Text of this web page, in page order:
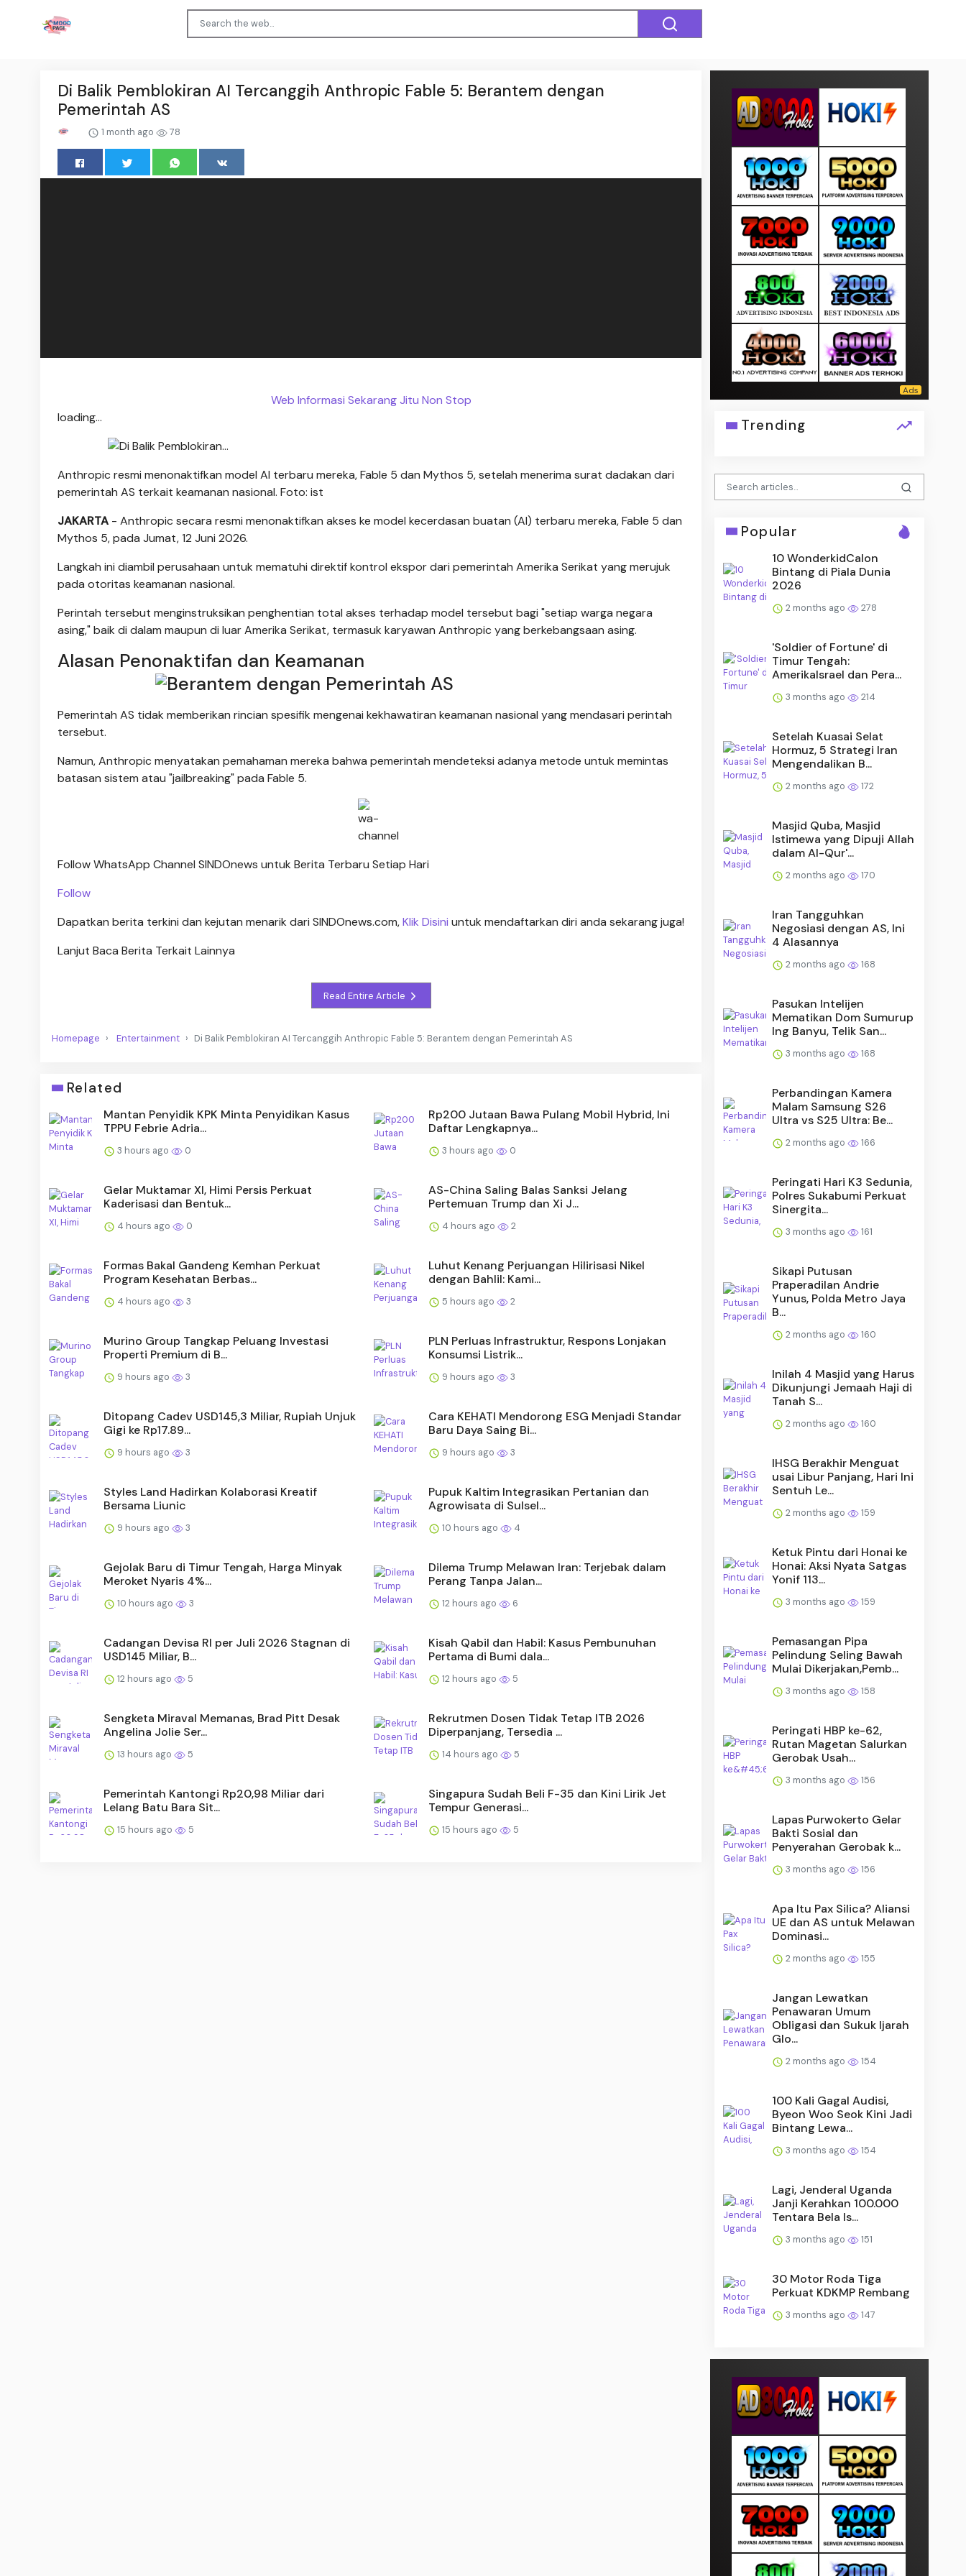
Di Balik Pemblokiran AI Tercanggih Anthropic Fable 5: Berantem dengan
Pemerintah AS
1 month ago 78
Web Informasi Sekarang Jitu Non Stop
loading...
Anthropic resmi menonaktifkan model AI terbaru mereka, Fable 5 dan Mythos 5, setelah menerima surat dadakan dari
pemerintah AS terkait keamanan nasional. Foto: ist
JAKARTA - Anthropic secara resmi menonaktifkan akses ke model kecerdasan buatan (AI) terbaru mereka, Fable 5 dan
Mythos 5, pada Jumat, 12 Juni 2026.
Langkah ini diambil perusahaan untuk mematuhi direktif kontrol ekspor dari pemerintah Amerika Serikat yang merujuk
pada otoritas keamanan nasional.
Perintah tersebut menginstruksikan penghentian total akses terhadap model tersebut bagi "setiap warga negara
asing," baik di dalam maupun di luar Amerika Serikat, termasuk karyawan Anthropic yang berkebangsaan asing.
Alasan Penonaktifan dan Keamanan
Pemerintah AS tidak memberikan rincian spesifik mengenai kekhawatiran keamanan nasional yang mendasari perintah
tersebut.
Namun, Anthropic menyatakan pemahaman mereka bahwa pemerintah mendeteksi adanya metode untuk memintas
batasan sistem atau "jailbreaking" pada Fable 5.
Follow WhatsApp Channel SINDOnews untuk Berita Terbaru Setiap Hari
Follow
Dapatkan berita terkini dan kejutan menarik dari SINDOnews.com,Klik Disini untuk mendaftarkan diri anda sekarang juga!
Lanjut Baca Berita Terkait Lainnya
Read Entire Article
Homepage Entertainment Di Balik Pemblokiran AI Tercanggih Anthropic Fable 5: Berantem dengan Pemerintah AS
Related
Mantan Penyidik KPK Minta Penyidikan Kasus
TPPU Febrie Adria...
3 hours ago 0
Rp200 Jutaan Bawa Pulang Mobil Hybrid, Ini
Daftar Lengkapnya...
3 hours ago 0
Gelar Muktamar XI, Himi Persis Perkuat
Kaderisasi dan Bentuk...
4 hours ago 0
AS-China Saling Balas Sanksi Jelang
Pertemuan Trump dan Xi J...
4 hours ago 2
Formas Bakal Gandeng Kemhan Perkuat
Program Kesehatan Berbas...
4 hours ago 3
Luhut Kenang Perjuangan Hilirisasi Nikel
dengan Bahlil: Kami...
5 hours ago 2
Murino Group Tangkap Peluang Investasi
Properti Premium di B...
9 hours ago 3
PLN Perluas Infrastruktur, Respons Lonjakan
Konsumsi Listrik...
9 hours ago 3
Ditopang Cadev USD145,3 Miliar, Rupiah Unjuk
Gigi ke Rp17.89...
9 hours ago 3
Cara KEHATI Mendorong ESG Menjadi Standar
Baru Daya Saing Bi...
9 hours ago 3
Styles Land Hadirkan Kolaborasi Kreatif
Bersama Liunic
9 hours ago 3
Pupuk Kaltim Integrasikan Pertanian dan
Agrowisata di Sulsel...
10 hours ago 4
Gejolak Baru di Timur Tengah, Harga Minyak
Meroket Nyaris 4%...
10 hours ago 3
Dilema Trump Melawan Iran: Terjebak dalam
Perang Tanpa Jalan...
12 hours ago 6
Cadangan Devisa RI per Juli 2026 Stagnan di
USD145 Miliar, B...
12 hours ago 5
Kisah Qabil dan Habil: Kasus Pembunuhan
Pertama di Bumi dala...
12 hours ago 5
Sengketa Miraval Memanas, Brad Pitt Desak
Angelina Jolie Ser...
13 hours ago 5
Rekrutmen Dosen Tidak Tetap ITB 2026
Diperpanjang, Tersedia ...
14 hours ago 5
Pemerintah Kantongi Rp20,98 Miliar dari
Lelang Batu Bara Sit...
15 hours ago 5
Singapura Sudah Beli F-35 dan Kini Lirik Jet
Tempur Generasi...
15 hours ago 5
Trending
Popular
10 WonderkidCalon
Bintang di Piala Dunia
2026
2 months ago 278
'Soldier of Fortune' di
Timur Tengah:
AmerikaIsrael dan Pera...
3 months ago 214
Setelah Kuasai Selat
Hormuz, 5 Strategi Iran
Mengendalikan B...
2 months ago 172
Masjid Quba, Masjid
Istimewa yang Dipuji Allah
dalam Al-Qur'...
2 months ago 170
Iran Tangguhkan
Negosiasi dengan AS, Ini
4 Alasannya
2 months ago 168
Pasukan Intelijen
Mematikan Dom Sumurup
Ing Banyu, Telik San...
3 months ago 168
Perbandingan Kamera
Malam Samsung S26
Ultra vs S25 Ultra: Be...
2 months ago 166
Peringati Hari K3 Sedunia,
Polres Sukabumi Perkuat
Sinergita...
3 months ago 161
Sikapi Putusan
Praperadilan Andrie
Yunus, Polda Metro Jaya
B...
2 months ago 160
Inilah 4 Masjid yang Harus
Dikunjungi Jemaah Haji di
Tanah S...
2 months ago 160
IHSG Berakhir Menguat
usai Libur Panjang, Hari Ini
Sentuh Le...
2 months ago 159
Ketuk Pintu dari Honai ke
Honai: Aksi Nyata Satgas
Yonif 113...
3 months ago 159
Pemasangan Pipa
Pelindung Seling Bawah
Mulai Dikerjakan,Pemb...
3 months ago 158
Peringati HBP ke-62,
Rutan Magetan Salurkan
Gerobak Usah...
3 months ago 156
Lapas Purwokerto Gelar
Bakti Sosial dan
Penyerahan Gerobak k...
3 months ago 156
Apa Itu Pax Silica? Aliansi
UE dan AS untuk Melawan
Dominasi...
2 months ago 155
Jangan Lewatkan
Penawaran Umum
Obligasi dan Sukuk Ijarah
Glo...
2 months ago 154
100 Kali Gagal Audisi,
Byeon Woo Seok Kini Jadi
Bintang Lewa...
3 months ago 154
Lagi, Jenderal Uganda
Janji Kerahkan 100.000
Tentara Bela Is...
3 months ago 151
30 Motor Roda Tiga
Perkuat KDKMP Rembang
3 months ago 147